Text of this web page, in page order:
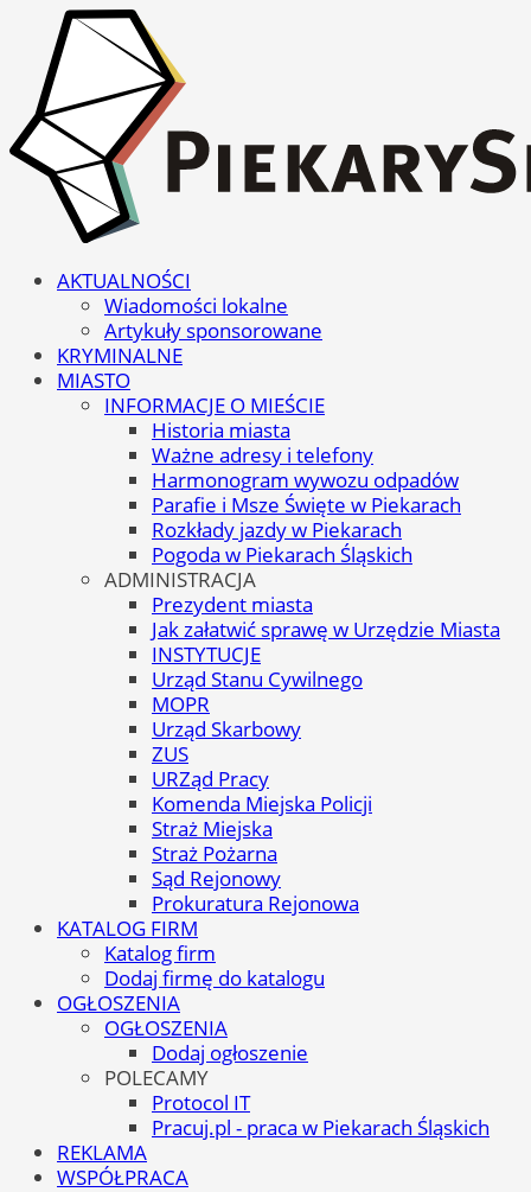
AKTUALNOŚCI
Wiadomości lokalne
Artykuły sponsorowane
KRYMINALNE
MIASTO
INFORMACJE O MIEŚCIE
Historia miasta
Ważne adresy i telefony
Harmonogram wywozu odpadów
Parafie i Msze Święte w Piekarach
Rozkłady jazdy w Piekarach
Pogoda w Piekarach Śląskich
ADMINISTRACJA
Prezydent miasta
Jak załatwić sprawę w Urzędzie Miasta
INSTYTUCJE
Urząd Stanu Cywilnego
MOPR
Urząd Skarbowy
ZUS
URZąd Pracy
Komenda Miejska Policji
Straż Miejska
Straż Pożarna
Sąd Rejonowy
Prokuratura Rejonowa
KATALOG FIRM
Katalog firm
Dodaj firmę do katalogu
OGŁOSZENIA
OGŁOSZENIA
Dodaj ogłoszenie
POLECAMY
Protocol IT
Pracuj.pl - praca w Piekarach Śląskich
REKLAMA
WSPÓŁPRACA